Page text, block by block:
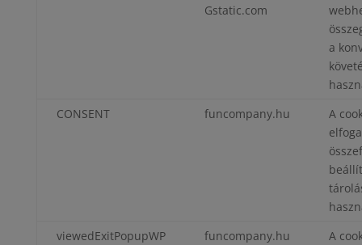
Gstatic.com
a
CONSENT
funcompany.hu
A
viewedExitPopupWP
funcompany.hu
A